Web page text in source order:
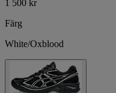
1 500 kr
Färg
White/Oxblood